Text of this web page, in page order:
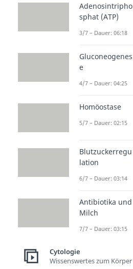
Adenosintripho
sphat (ATP)
3/7 – Dauer: 06:18
Gluconeogenes
e
4/7 – Dauer: 04:25
Homöostase
5/7 – Dauer: 02:15
Blutzuckerregu
lation
6/7 – Dauer: 03:14
Antibiotika und
Milch
7/7 – Dauer: 03:15
Cytologie
Wissenswertes zum Körper